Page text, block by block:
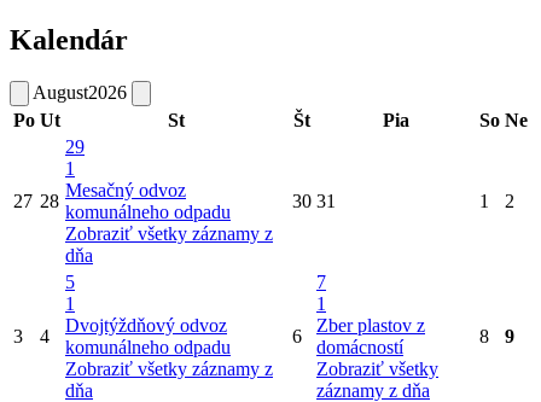
Kalendár
August2026
Po Ut St Št Pia So Ne
27 28
29
1
Mesačný odvoz
komunálneho odpadu
Zobraziť všetky záznamy z
dňa
30 31 1 2
3 4
5
1
Dvojtýždňový odvoz
komunálneho odpadu
Zobraziť všetky záznamy z
dňa
6
7
1
Zber plastov z
domácností
Zobraziť všetky
záznamy z dňa
8 9